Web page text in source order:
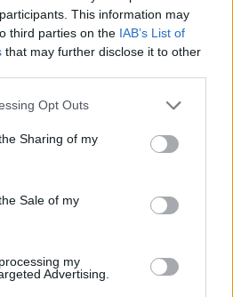
This information may
third parties on the IAB’s List of
that may further disclose it to other
Opt Outs
Sharing of my
Sale of my
my
Advertising.
Pinterest